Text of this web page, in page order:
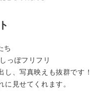
ち
っぽフリフリ
し、写真映えも抜群です！
見せてくれます。